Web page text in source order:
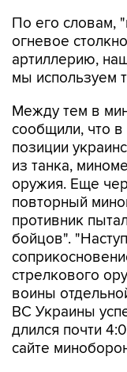
По его словам,
огневое
артиллерию,
мы используем
Между тем в
сообщили, что
позиции
из танка,
оружия. Еще
повторный
противник
бойцов".
стрелкового
воины
ВС Украины
длился почти
сайте